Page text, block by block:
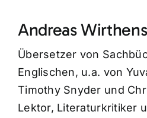
Andreas
Übersetzer von
Englischen, u.a. von
Timothy Snyder und
Lektor, Literaturkritiker